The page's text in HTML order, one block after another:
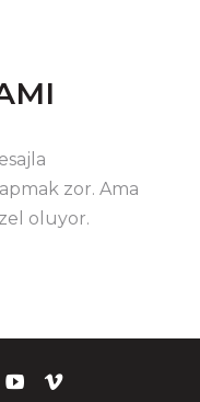
zor. Ama
oluyor.